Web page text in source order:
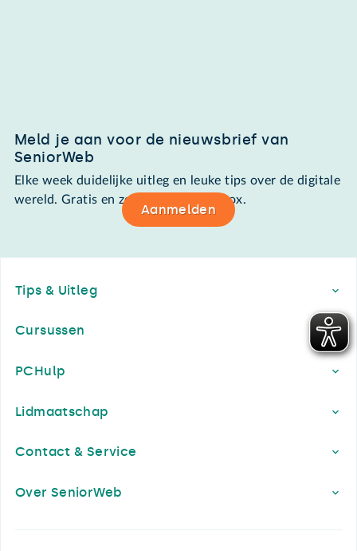
Meld je aan voor de nieuwsbrief van
SeniorWeb
Elke week duidelijke uitleg en leuke tips over de digitale
wereld. Gratis en zomaar in de mailbox.
Aanmelden
Tips & Uitleg
Cursussen
PCHulp
Lidmaatschap
Contact & Service
Over SeniorWeb